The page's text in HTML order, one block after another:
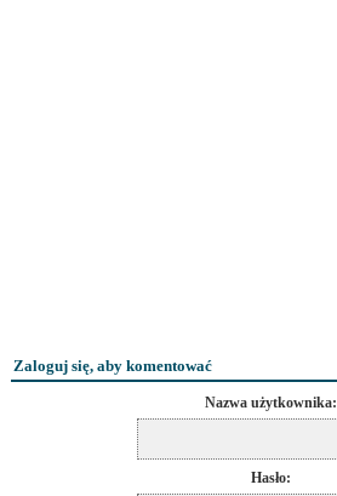
Zaloguj się, aby komentować
Nazwa użytkownika:
Hasło: